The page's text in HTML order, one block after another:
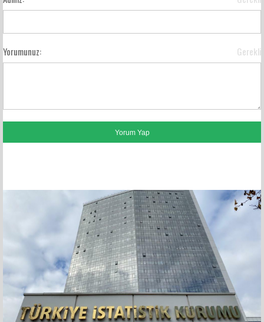
Yorumunuz: Gerekli